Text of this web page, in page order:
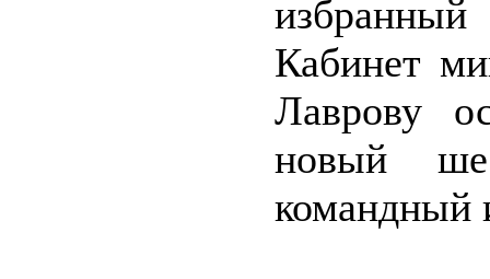
избранный
Кабинет
Лаврову
новый
командный